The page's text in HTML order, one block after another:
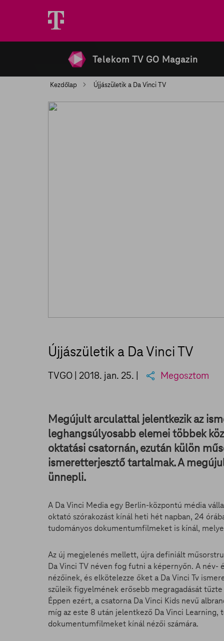
Telekom TV GO Magazin
Kezdőlap Újjászületik a Da Vinci TV
Újjászületik a Da Vinci TV
TVGO | 2018. jan. 25. | Megosztom
Megújult arculattal jelentkezik az
leghangsúlyosabb elemei többek
oktatási csatornán, ezután külön
ismeretterjesztő tartalmak. A
ünnepli.
A Da Vinci Media egy Berlin-központú média
oktató szórakozást kínál heti hét napban, 24
tudományos dokumentumfilmeket is kínál,
Az új megjelenés mellett, újra definiált
Da Vinci TV néven fog futni a képernyőn. A
nézőinek, és elkötelezze őket a Da Vinci Tv
szüleik figyelmének erősebb megragadását
Éppen ezért, a csatorna Da Vinci Kids nevű
míg az este 8 után jelentkező Da Vinci
dokumentumfilmeket kínál nézői számára.